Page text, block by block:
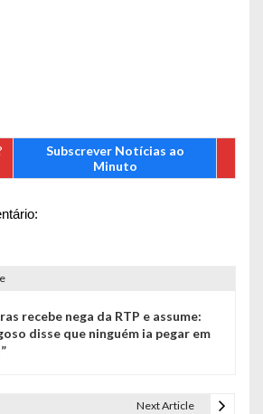
Subscrever Notícias ao
Minuto
recebe nega da RTP e assume:
disse que ninguém ia pegar em
Next Article